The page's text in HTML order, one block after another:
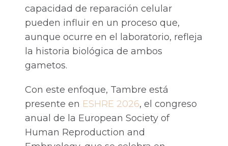
capacidad de reparación celular
pueden influir en un proceso que,
aunque ocurre en el laboratorio, refleja
la historia biológica de ambos
gametos.
Con este enfoque, Tambre está
presente en ESHRE 2026, el congreso
anual de la European Society of
Human Reproduction and